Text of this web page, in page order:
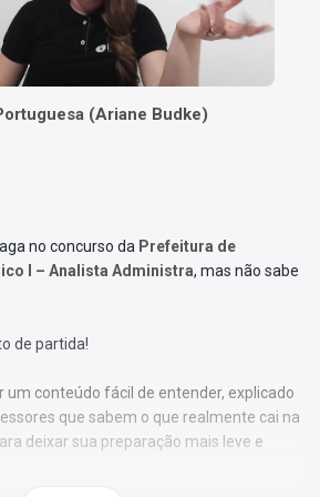
(Ariane Budke)
no concurso da Prefeitura de
I – Analista Administra, mas não sabe
de partida!
um conteúdo fácil de entender, explicado
que sabem o que realmente cai na
deixar sua preparação mais leve e